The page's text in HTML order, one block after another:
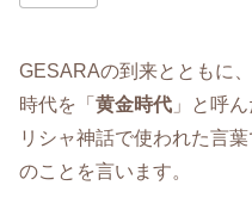
GESARAの到来とともに
時代を「 黄金時代 」と呼
リシャ神話で使われた言
のことを言います。